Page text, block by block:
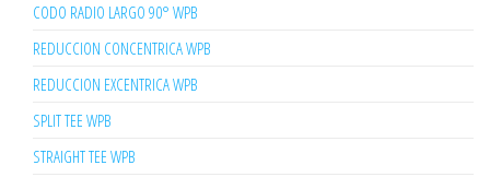
CODO RADIO LARGO 90° WPB
REDUCCION CONCENTRICA WPB
REDUCCION EXCENTRICA WPB
SPLIT TEE WPB
STRAIGHT TEE WPB